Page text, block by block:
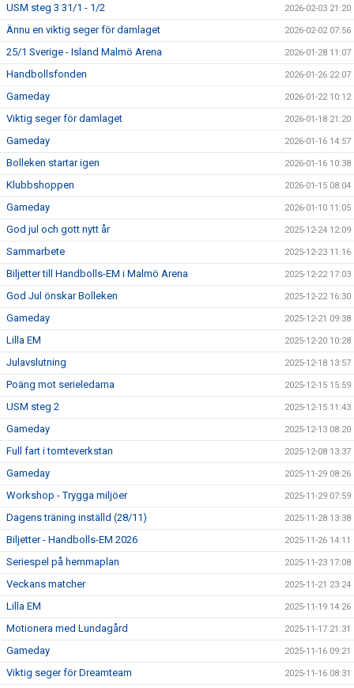
USM steg 3 31/1 - 1/2 2026-02-03 21:20
Ännu en viktig seger för damlaget 2026-02-02 07:56
25/1 Sverige - Island Malmö Arena 2026-01-28 11:07
Handbollsfonden 2026-01-26 22:07
Gameday 2026-01-22 10:12
Viktig seger för damlaget 2026-01-18 21:20
Gameday 2026-01-16 14:57
Bolleken startar igen 2026-01-16 10:38
Klubbshoppen 2026-01-15 08:04
Gameday 2026-01-10 11:05
God jul och gott nytt år 2025-12-24 12:09
Sammarbete 2025-12-23 11:16
Biljetter till Handbolls-EM i Malmö Arena 2025-12-22 17:03
God Jul önskar Bolleken 2025-12-22 16:30
Gameday 2025-12-21 09:38
Lilla EM 2025-12-20 10:28
Julavslutning 2025-12-18 13:57
Poäng mot serieledarna 2025-12-15 15:59
USM steg 2 2025-12-15 11:43
Gameday 2025-12-13 08:20
Full fart i tomteverkstan 2025-12-08 13:37
Gameday 2025-11-29 08:26
Workshop - Trygga miljöer 2025-11-29 07:59
Dagens träning inställd (28/11) 2025-11-28 13:38
Biljetter - Handbolls-EM 2026 2025-11-26 14:11
Seriespel på hemmaplan 2025-11-23 17:08
Veckans matcher 2025-11-21 23:24
Lilla EM 2025-11-19 14:26
Motionera med Lundagård 2025-11-17 21:31
Gameday 2025-11-16 09:21
Viktig seger för Dreamteam 2025-11-16 08:31